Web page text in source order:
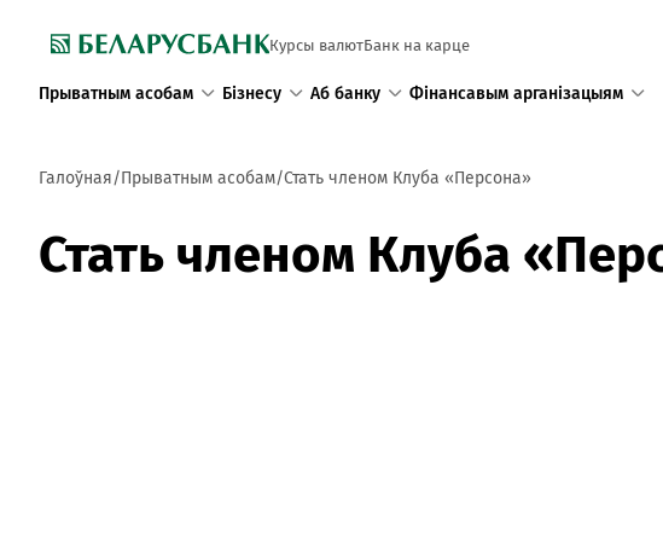
Курсы валютБанк на карце
Прыватным асобам Бізнесу Аб банку Фінансавым арганізацыям
Галоўная Прыватным асобам Стать членом Клуба «Персона»
Стать членом Клуба